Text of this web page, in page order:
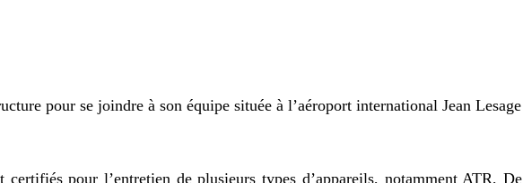
pour se joindre à son équipe située à l’aéroport international Jean Lesage
certifiés pour l’entretien de plusieurs types d’appareils, notamment ATR, De